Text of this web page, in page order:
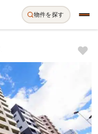
物件を探す